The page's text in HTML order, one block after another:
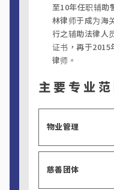
至10年任职辅助
林律师于成为海
行之辅助法律人
证书，再于2015
律师。
主要专业范
物业管理
慈善团体